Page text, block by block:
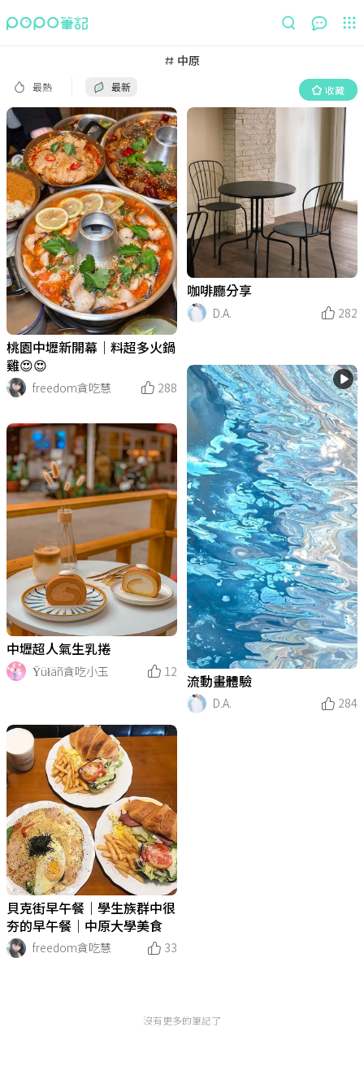
中原
最熱 最新 收藏
收藏
桃園中壢新開幕｜料超多火鍋
雞😍😍
freedom貪吃慧
288
咖啡廳分享
D.A.
282
流動畫體驗
D.A.
284
中壢超人氣生乳捲
Ÿüłäñ貪吃小玉
12
貝克街早午餐｜學生族群中很
夯的早午餐｜中原大學美食
freedom貪吃慧
33
沒有更多的筆記了